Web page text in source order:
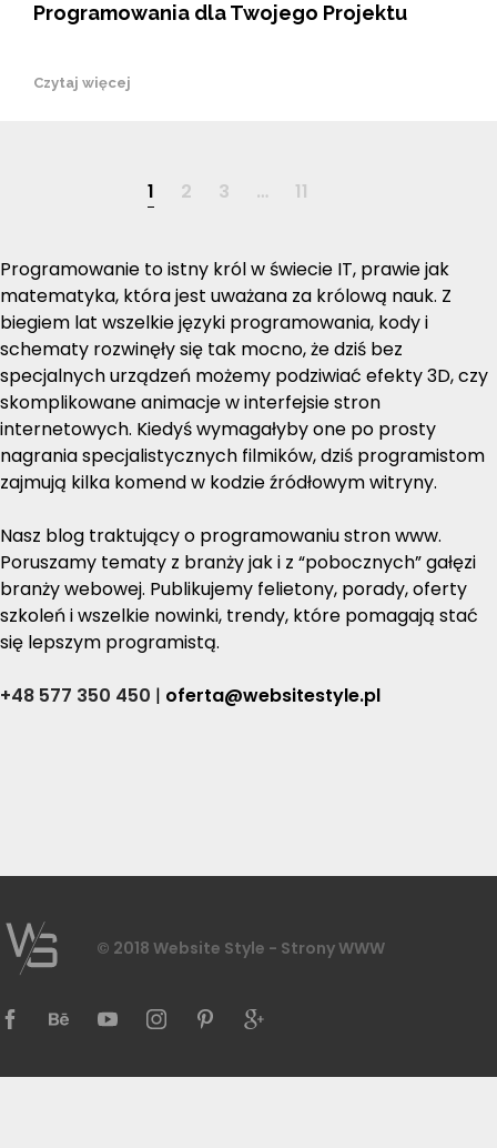
Programowania dla Twojego Projektu
Czytaj więcej
1 2 3 … 11
Programowanie to istny król w świecie IT, prawie jak
matematyka, która jest uważana za królową nauk. Z
biegiem lat wszelkie języki programowania, kody i
schematy rozwinęły się tak mocno, że dziś bez
specjalnych urządzeń możemy podziwiać efekty 3D, czy
skomplikowane animacje w interfejsie stron
internetowych. Kiedyś wymagałyby one po prosty
nagrania specjalistycznych filmików, dziś programistom
zajmują kilka komend w kodzie źródłowym witryny.
Nasz blog traktujący o programowaniu stron www.
Poruszamy tematy z branży jak i z “pobocznych” gałęzi
branży webowej. Publikujemy felietony, porady, oferty
szkoleń i wszelkie nowinki, trendy, które pomagają stać
się lepszym programistą.
+48 577 350 450 | oferta@websitestyle.pl
© 2018 Website Style - Strony WWW